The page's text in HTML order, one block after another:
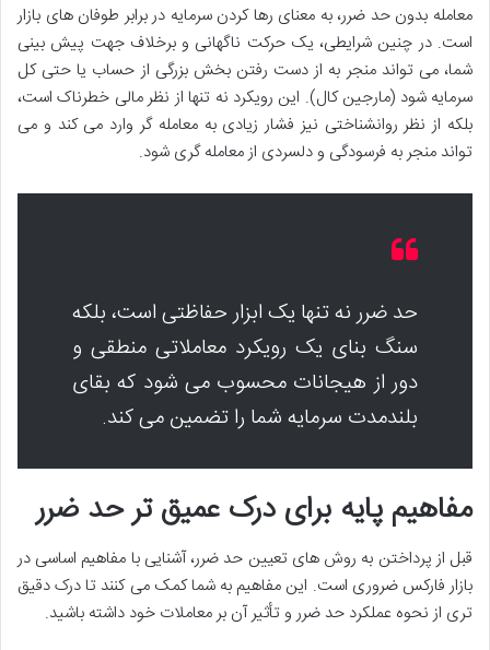
معامله بدون حد ضرر، به معنای رها کردن سرمایه در برابر طوفان های بازار
است. در چنین شرایطی، یک حرکت ناگهانی و برخلاف جهت پیش بینی
شما، می تواند منجر به از دست رفتن بخش بزرگی از حساب یا حتی کل
سرمایه شود (مارجین کال). این رویکرد نه تنها از نظر مالی خطرناک است،
بلکه از نظر روانشناختی نیز فشار زیادی به معامله گر وارد می کند و می
تواند منجر به فرسودگی و دلسردی از معامله گری شود.
حد ضرر نه تنها یک ابزار حفاظتی است، بلکه
سنگ بنای یک رویکرد معاملاتی منطقی و
دور از هیجانات محسوب می شود که بقای
بلندمدت سرمایه شما را تضمین می کند.
مفاهیم پایه برای درک عمیق تر حد ضرر
قبل از پرداختن به روش های تعیین حد ضرر، آشنایی با مفاهیم اساسی در
بازار فارکس ضروری است. این مفاهیم به شما کمک می کنند تا درک دقیق
تری از نحوه عملکرد حد ضرر و تأثیر آن بر معاملات خود داشته باشید.